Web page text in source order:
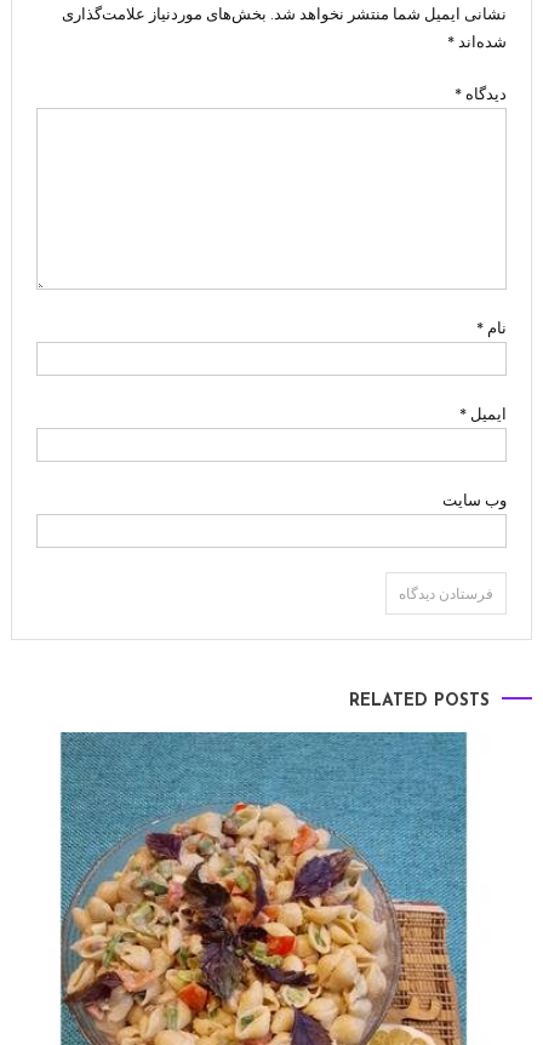
نشانی ایمیل شما منتشر نخواهد شد. بخش‌های موردنیاز علامت‌گذاری
شده‌اند*
دیدگاه *
نام*
ایمیل *
وب‌ سایت
RELATED POSTS